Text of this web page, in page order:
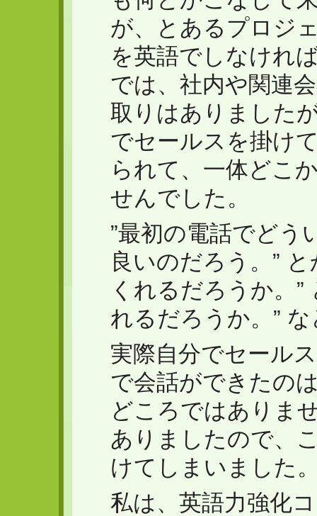
が、とあるプロジ
を英語でしなけれ
では、社内や関連
取りはありました
でセールスを掛け
られて、一体どこ
せんでした。
”最初の電話でどう
良いのだろう。”
くれるだろうか。”
れるだろうか。”
実際自分でセール
で会話ができたの
どころではありま
ありましたので、
けてしまいました
私は、英語力強化